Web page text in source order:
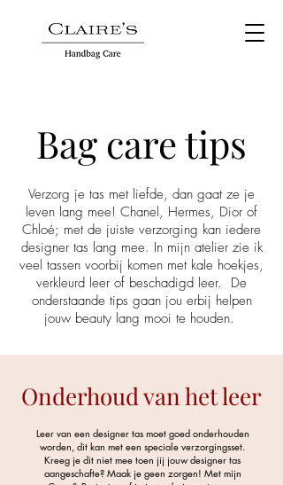
Bag care tips
Verzorg je tas met liefde, dan gaat ze je
leven lang mee! Chanel, Hermes, Dior of
Chloé; met de juiste verzorging kan iedere
designer tas lang mee. In mijn atelier zie ik
veel tassen voorbij komen met kale hoekjes,
verkleurd leer of beschadigd leer. De
onderstaande tips gaan jou erbij helpen
jouw beauty lang mooi te houden.
Onderhoud van het leer
Leer van een designer tas moet goed onderhouden
worden, dit kan met een speciale verzorgingsset.
Kreeg je dit niet mee toen jij jouw designer tas
aangeschafte? Maak je geen zorgen! Met mijn